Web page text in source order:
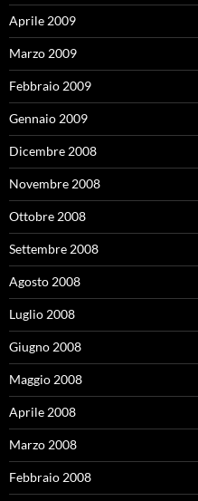
Aprile 2009
Marzo 2009
Febbraio 2009
Gennaio 2009
Dicembre 2008
Novembre 2008
Ottobre 2008
Settembre 2008
Agosto 2008
Luglio 2008
Giugno 2008
Maggio 2008
Aprile 2008
Marzo 2008
Febbraio 2008